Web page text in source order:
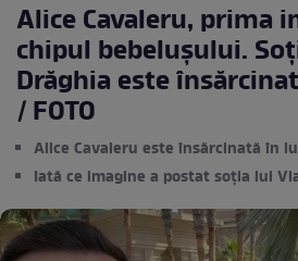
Alice Cavaleru, prima
chipul bebelușului.
Drăghia este
/ FOTO
Alice Cavaleru este însărcinată în
Iată ce imagine a postat soția lui